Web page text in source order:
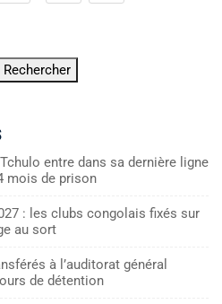
Rechercher
entre dans sa dernière ligne
mois de prison
: les clubs congolais fixés sur
au sort
à l’auditorat général
de détention